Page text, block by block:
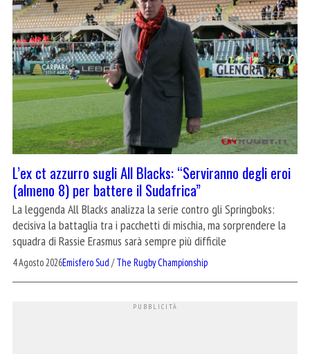
L’ex ct azzurro sugli All Blacks: “Serviranno degli eroi
(almeno 8) per battere il Sudafrica”
La leggenda All Blacks analizza la serie contro gli Springboks:
decisiva la battaglia tra i pacchetti di mischia, ma sorprendere la
squadra di Rassie Erasmus sarà sempre più difficile
4 Agosto 2026Emisfero Sud /The Rugby Championship